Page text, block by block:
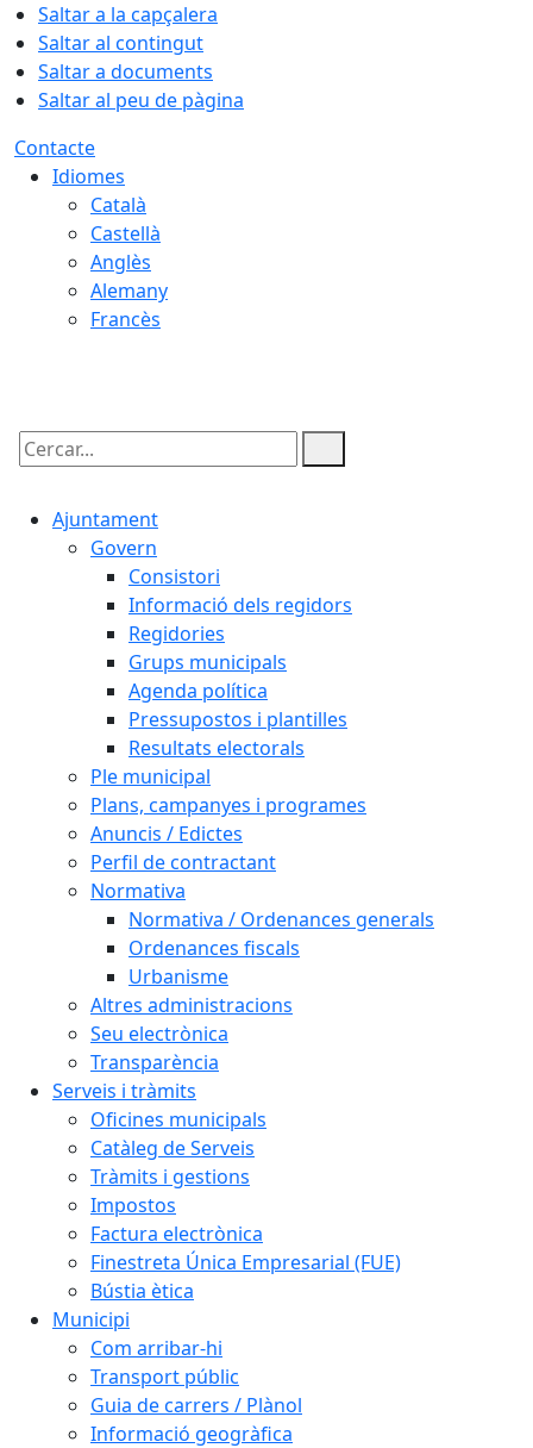
Saltar a la capçalera
Saltar al contingut
Saltar a documents
Saltar al peu de pàgina
Contacte
Idiomes
Català
Castellà
Anglès
Alemany
Francès
Cercar:
Ajuntament
Govern
Consistori
Informació dels regidors
Regidories
Grups municipals
Agenda política
Pressupostos i plantilles
Resultats electorals
Ple municipal
Plans, campanyes i programes
Anuncis / Edictes
Perfil de contractant
Normativa
Normativa / Ordenances generals
Ordenances fiscals
Urbanisme
Altres administracions
Seu electrònica
Transparència
Serveis i tràmits
Oficines municipals
Catàleg de Serveis
Tràmits i gestions
Impostos
Factura electrònica
Finestreta Única Empresarial (FUE)
Bústia ètica
Municipi
Com arribar-hi
Transport públic
Guia de carrers / Plànol
Informació geogràfica